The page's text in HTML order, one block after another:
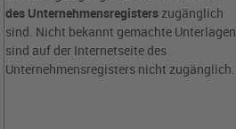
des Unternehmensregisterszugänglich
sind. Nicht bekannt gemachte Unterlagen
sind auf der Internetseite des
Unternehmensregisters nicht zugänglich.